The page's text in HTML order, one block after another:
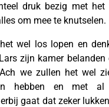
druk bezig met het
om mee te knutselen.
wel los lopen en
zijn kamer belanden
we zullen het wel
hebben en met al
gaat dat zeker